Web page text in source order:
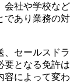
会社や学校など
であり業務の対
、セールスドラ
要となる免許は
容によって変わ